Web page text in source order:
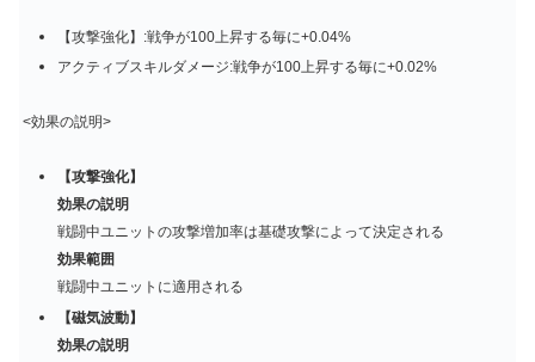
【攻撃強化】:戦争が100上昇する毎に+0.04%
アクティブスキルダメージ:戦争が100上昇する毎に+0.02%
<効果の説明>
【攻撃強化】
効果の説明
戦闘中ユニットの攻撃増加率は基礎攻撃によって決定される
効果範囲
戦闘中ユニットに適用される
【磁気波動】
効果の説明